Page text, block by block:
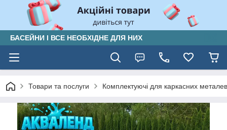
БАСЕЙНИ І ВСЕ НЕОБХІДНЕ ДЛЯ НИХ
Товари та послуги Комплектуючі для каркасних